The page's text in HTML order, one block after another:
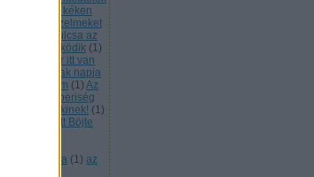
az agytörzs kéken
üríti az érzelmeket
kikódolás kulcsa az
korona működik (1)
az Aranykor itt van
napja
új program (1) Az
Az emberiség
mindenkinek! (1)
díjat kapott Böjte
freskója (1) az